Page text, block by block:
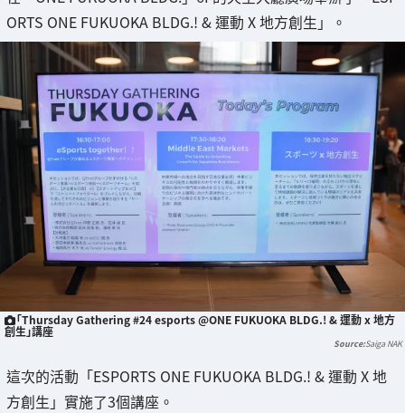
ORTS ONE FUKUOKA BLDG.! & 運動 X 地方創生」。
「Thursday Gathering #24 esports @ONE FUKUOKA BLDG.! & 運動 x 地方
創生」講座
Saiga NAK
這次的活動「ESPORTS ONE FUKUOKA BLDG.! & 運動 X 地
方創生」實施了3個講座。